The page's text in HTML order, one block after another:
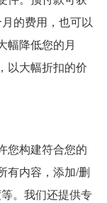
的费用，也可以
幅降低您的月
以大幅折扣的价
您构建符合您的
有内容，添加/删
。我们还提供专